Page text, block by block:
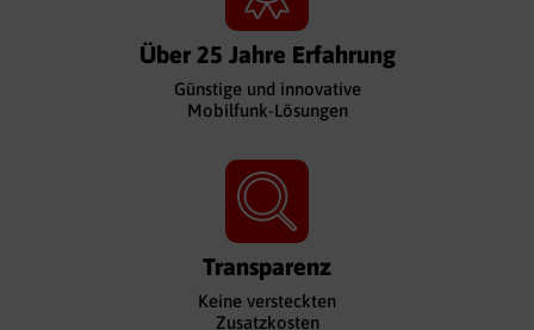
Über 25 Jahre Erfahrung
Günstige und innovative
Mobilfunk-Lösungen
Transparenz
Keine versteckten
Zusatzkosten